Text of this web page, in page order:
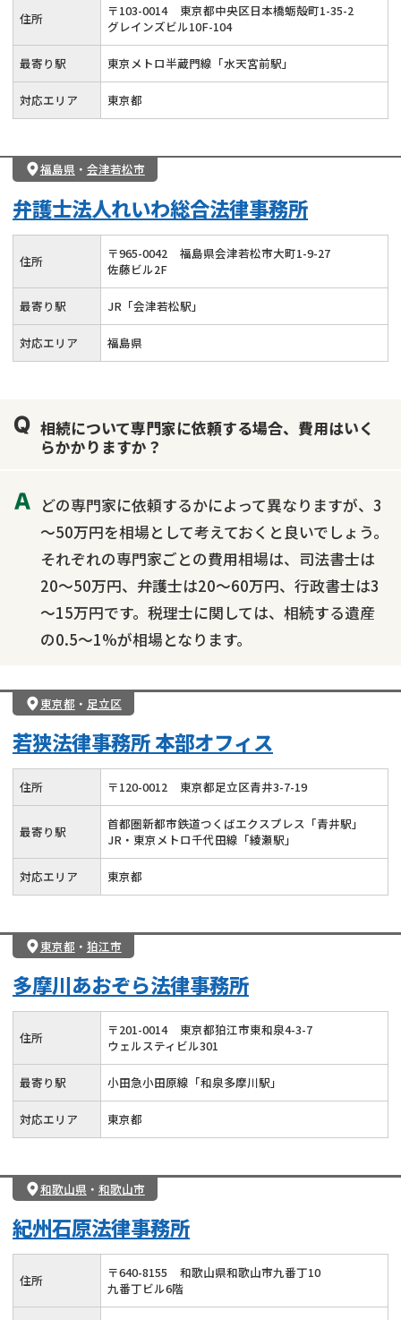
住所 〒103-0014
東京都中央区日本橋蛎殻町1-35-2
グレインズビル10F-104
最寄り駅 東京メトロ半蔵門線「水天宮前駅」
対応エリア 東京都
福島県 ・ 会津若松市
弁護士法人れいわ総合法律事務所
住所 〒965-0042
福島県会津若松市大町1-9-27
佐藤ビル2F
最寄り駅 JR「会津若松駅」
対応エリア 福島県
相続について専門家に依頼する場合、費用はいく
らかかりますか？
どの専門家に依頼するかによって異なりますが、3
～50万円を相場として考えておくと良いでしょう。
それぞれの専門家ごとの費用相場は、司法書士は
20～50万円、弁護士は20～60万円、行政書士は3
～15万円です。税理士に関しては、相続する遺産
の0.5～1%が相場となります。
東京都 ・ 足立区
若狭法律事務所 本部オフィス
住所 〒120-0012 東京都足立区青井3-7-19
最寄り駅
首都圏新都市鉄道つくばエクスプレス「青井駅」
JR・東京メトロ千代田線「綾瀬駅」
対応エリア 東京都
東京都 ・ 狛江市
多摩川あおぞら法律事務所
住所 〒201-0014
東京都狛江市東和泉4-3-7
ウェルスティビル301
最寄り駅 小田急小田原線「和泉多摩川駅」
対応エリア 東京都
和歌山県 ・ 和歌山市
紀州石原法律事務所
住所 〒640-8155
和歌山県和歌山市九番丁10
九番丁ビル6階